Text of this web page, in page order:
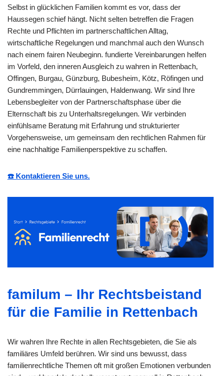
Selbst in glücklichen Familien kommt es vor, dass der
Haussegen schief hängt. Nicht selten betreffen die Fragen
Rechte und Pflichten im partnerschaftlichen Alltag,
wirtschaftliche Regelungen und manchmal auch den Wunsch
nach einem fairen Neubeginn. fundierte Vereinbarungen helfen
im Vorfeld, den inneren Ausgleich zu wahren in Rettenbach,
Offingen, Burgau, Günzburg, Bubesheim, Kötz, Röfingen und
Gundremmingen, Dürrlauingen, Haldenwang. Wir sind Ihre
Lebensbegleiter von der Partnerschaftsphase über die
Elternschaft bis zu Unterhaltsregelungen. Wir verbinden
einfühlsame Beratung mit Erfahrung und strukturierter
Vorgehensweise, um gemeinsam den rechtlichen Rahmen für
eine nachhaltige Familienperspektive zu schaffen.
☎️ Kontaktieren Sie uns.
familum – Ihr Rechtsbeistand
für die Familie in Rettenbach
Wir wahren Ihre Rechte in allen Rechtsgebieten, die Sie als
familiäres Umfeld berühren. Wir sind uns bewusst, dass
familienrechtliche Themen oft mit großen Emotionen verbunden